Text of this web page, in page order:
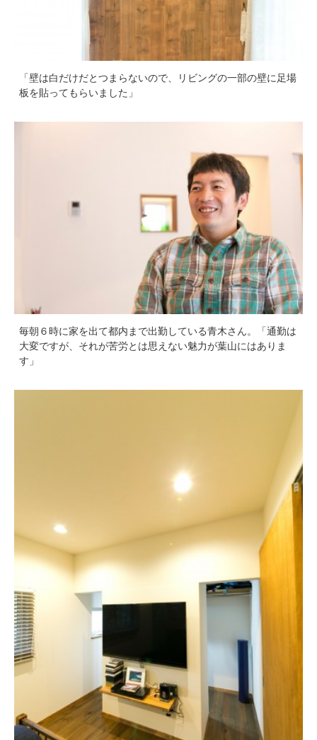
「壁は白だけだとつまらないので、リビングの一部の壁に足場
板を貼ってもらいました」
毎朝６時に家を出て都内まで出勤している青木さん。「通勤は
大変ですが、それが苦労とは思えない魅力が葉山にはありま
す」